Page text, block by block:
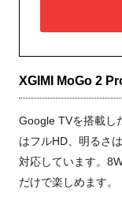
XGIMI MoGo 2
Google TVを搭載し
はフルHD、明るさ
対応しています。
だけで楽しめます。